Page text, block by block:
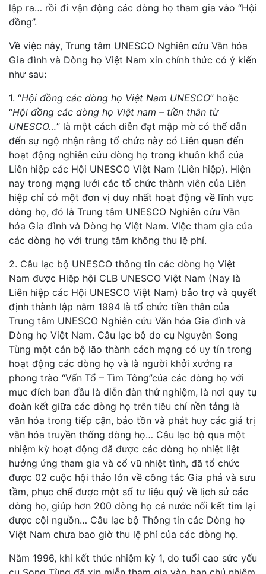
lập ra… rồi đi vận động các dòng họ tham gia vào “Hội
đồng”.
Về việc này, Trung tâm UNESCO Nghiên cứu Văn hóa
Gia đình và Dòng họ Việt Nam xin chính thức có ý kiến
như sau:
1. “Hội đồng các dòng họ Việt Nam UNESCO” hoặc
“Hội đồng các dòng họ Việt nam – tiền thân từ
UNESCO…” là một cách diễn đạt mập mờ có thể dẫn
đến sự ngộ nhận rằng tổ chức này có Liên quan đến
hoạt động nghiên cứu dòng họ trong khuôn khổ của
Liên hiệp các Hội UNESCO Việt Nam (Liên hiệp). Hiện
nay trong mạng lưới các tổ chức thành viên của Liên
hiệp chỉ có một đơn vị duy nhất hoạt động về lĩnh vực
dòng họ, đó là Trung tâm UNESCO Nghiên cứu Văn
hóa Gia đình và Dòng họ Việt Nam. Việc tham gia của
các dòng họ với trung tâm không thu lệ phí.
2. Câu lạc bộ UNESCO thông tin các dòng họ Việt
Nam được Hiệp hội CLB UNESCO Việt Nam (Nay là
Liên hiệp các Hội UNESCO Việt Nam) bảo trợ và quyết
định thành lập năm 1994 là tổ chức tiền thân của
Trung tâm UNESCO Nghiên cứu Văn hóa Gia đình và
Dòng họ Việt Nam. Câu lạc bộ do cụ Nguyễn Song
Tùng một cán bộ lão thành cách mạng có uy tín trong
hoạt động các dòng họ và là người khởi xướng ra
phong trào “Vấn Tổ – Tìm Tông”của các dòng họ với
mục đích ban đầu là diễn đàn thử nghiệm, là nơi quy tụ
đoàn kết giữa các dòng họ trên tiêu chí nền tảng là
văn hóa trong tiếp cận, bảo tồn và phát huy các giá trị
văn hóa truyền thống dòng họ… Câu lạc bộ qua một
nhiệm kỳ hoạt động đã được các dòng họ nhiệt liệt
hưởng ứng tham gia và cổ vũ nhiệt tình, đã tổ chức
được 02 cuộc hội thảo lớn về công tác Gia phả và sưu
tầm, phục chế được một số tư liệu quý về lịch sử các
dòng họ, giúp hơn 200 dòng họ cả nước nối kết tìm lại
được cội nguồn… Câu lạc bộ Thông tin các Dòng họ
Việt Nam chưa bao giờ thu lệ phí của các dòng họ.
Năm 1996, khi kết thúc nhiệm kỳ 1, do tuổi cao sức yếu